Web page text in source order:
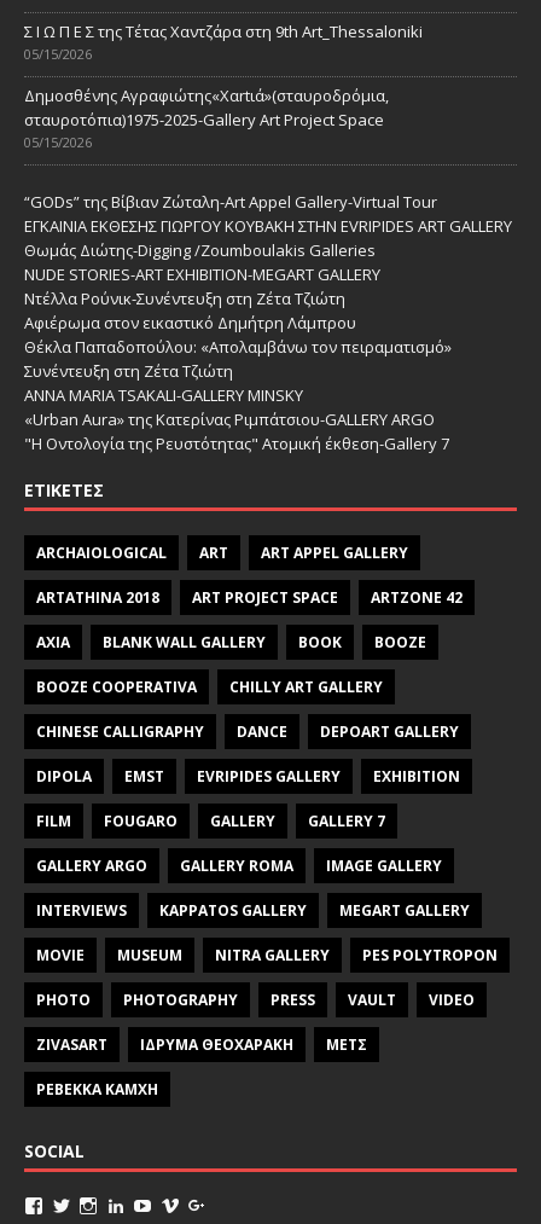
Σ Ι Ω Π Ε Σ της Τέτας Χαντζάρα στη 9th Art_Thessaloniki
05/15/2026
Δημοσθένης Αγραφιώτης«Xαrtιά»(σταυροδρόμια,
σταυροτόπια)1975-2025-Gallery Art Project Space
05/15/2026
“GODs” της Βίβιαν Ζώταλη-Art Appel Gallery-Virtual Tour
ΕΓΚΑΙΝΙΑ ΕΚΘΕΣΗΣ ΓΙΩΡΓΟΥ ΚΟΥΒΑΚΗ ΣΤΗΝ EVRIPIDES ART GALLERY
Θωμάς Διώτης-Digging /Zoumboulakis Galleries
NUDE STORIES-ΑRT EXHIBITION-MEGART GALLERY
Ντέλλα Ρούνικ-Συνέντευξη στη Ζέτα Τζιώτη
Αφιέρωμα στον εικαστικό Δημήτρη Λάμπρου
Θέκλα Παπαδοπούλου: «Απολαμβάνω τον πειραματισμό»
Συνέντευξη στη Ζέτα Τζιώτη
ANNA MARIA TSAKALI-GALLERY MINSKY
«Urban Aura» της Κατερίνας Ριμπάτσιου-GALLERY ARGO
"Η Οντολογία της Ρευστότητας" Ατομική έκθεση-Gallery 7
ΕΤΙΚΈΤΕΣ
ARCHAIOLOGICAL ART ART APPEL GALLERY
ARTATHINA 2018 ART PROJECT SPACE ARTZONE 42
AXIA BLANK WALL GALLERY BOOK BOOZE
BOOZE COOPERATIVA CHILLY ART GALLERY
CHINESE CALLIGRAPHY DANCE DEPOART GALLERY
DIPOLA EMST EVRIPIDES GALLERY EXHIBITION
FILM FOUGARO GALLERY GALLERY 7
GALLERY ARGO GALLERY ROMA IMAGE GALLERY
INTERVIEWS KAPPATOS GALLERY MEGART GALLERY
MOVIE MUSEUM NITRA GALLERY PES POLYTROPON
PHOTO PHOTOGRAPHY PRESS VAULT VIDEO
ZIVASART ΙΔΡΥΜΑ ΘΕΟΧΑΡΑΚΗ ΜΕΤΣ
ΡΕΒΕΚΚΑ ΚΑΜΧΗ
SOCIAL